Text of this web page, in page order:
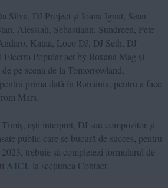
Silva, DJ Project și Ioana Ignat, Sean
Alessiah, Sebastiann, Sundreen, Pete
Kataa, Loco DJ, DJ Seth, DJ
Electro Popular act by Roxana Mag și
pe scena de la Tomorrowland,
prima dată în România, pentru a face
Mars.
ești interpret, DJ sau compozitor și
public care se bucură de succes, pentru
trebuie să completezi formularul de
AICI , la secțiunea Contact.